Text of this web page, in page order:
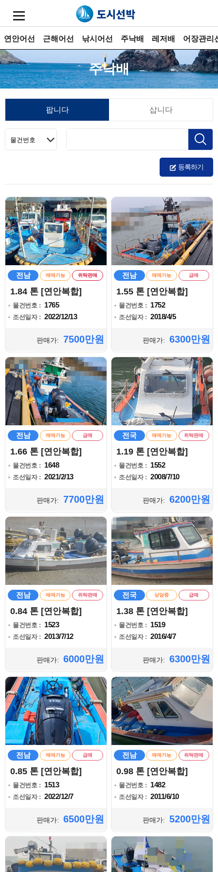
연안어선 근해어선 낚시어선 주낙배 레저배 어장관리
주낙배
팝니다 삽니다
등록하기
전남 매매가능 위탁판매
1.84 톤 [연안복합]
물건번호 : 1765
조선일자 : 2022/12/13
판매가: 7500만원
전남 매매가능 급매
1.55 톤 [연안복합]
물건번호 : 1752
조선일자 : 2018/4/5
판매가: 6300만원
전남 매매가능 급매
1.66 톤 [연안복합]
물건번호 : 1648
조선일자 : 2021/2/13
판매가: 7700만원
전국 매매가능 위탁판매
1.19 톤 [연안복합]
물건번호 : 1552
조선일자 : 2008/7/10
판매가: 6200만원
전남 매매가능 위탁판매
0.84 톤 [연안복합]
물건번호 : 1523
조선일자 : 2013/7/12
판매가: 6000만원
전국 상담중 급매
1.38 톤 [연안복합]
물건번호 : 1519
조선일자 : 2016/4/7
판매가: 6300만원
전남 매매가능 급매
0.85 톤 [연안복합]
물건번호 : 1513
조선일자 : 2022/12/7
판매가: 6500만원
전남 매매가능 위탁판매
0.98 톤 [연안복합]
물건번호 : 1482
조선일자 : 2011/6/10
판매가: 5200만원